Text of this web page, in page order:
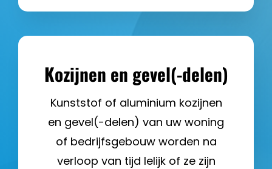
Kozijnen en gevel(-delen)
Kunststof of aluminium kozijnen
en gevel(-delen) van uw woning
of bedrijfsgebouw worden na
verloop van tijd lelijk of ze zijn